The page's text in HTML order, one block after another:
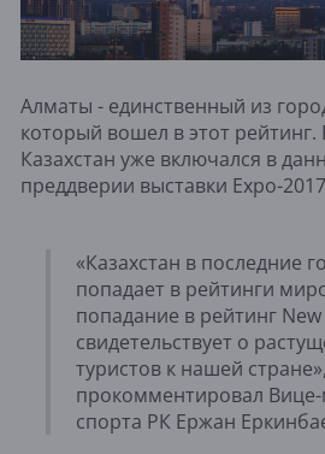
Алматы - единственный из
который вошел в этот рейтинг.
Казахстан уже включался в
преддверии выставки Expo-
«Казахстан в последние
попадает в рейтинги
попадание в рейтинг
свидетельствует о
туристов к нашей
прокомментировал
спорта РК Ержан